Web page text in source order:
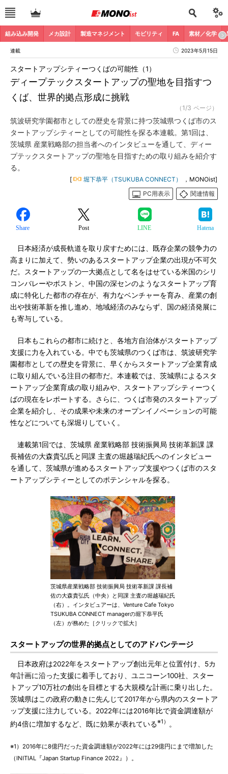
組み込み開発 メカ設計 製造マネジメント モビリティ FA 素材／化学
連載 2023年5月15日
ディープテックスタートアップの聖地を目指すつ
くば、世界的拠点形成に挑戦
スタートアップシティーつくばの可能性（1）
（1/3 ページ）
筑波研究学園都市としての歴史を背景に持つ茨城県つくば市のス
タートアップシティーとしての可能性を探る本連載。第1回は、
茨城県 産業戦略部の担当者へのインタビューを通して、ディー
プテックスタートアップの聖地を目指すための取り組みを紹介す
る。
[ 堀下恭平（TSUKUBA CONNECT）
，MONOist]
PC用表示
関連情報
Share Post LINE Hatena
日本経済が成長軌道を取り戻すためには、既存企業の競争力の
高まりに加えて、勢いのあるスタートアップ企業の出現が不可欠
だ。スタートアップの一大拠点として名をはせている米国のシリ
コンバレーやボストン、中国の深センのようなスタートアップ育
成に特化した都市の存在が、有力なベンチャーを育み、産業の創
出や技術革新を推し進め、地域経済のみならず、国の経済発展に
も寄与している。
日本もこれらの都市に続けと、各地方自治体がスタートアップ
支援に力を入れている。中でも茨城県のつくば市は、筑波研究学
園都市としての歴史を背景に、早くからスタートアップ企業育成
に取り組んでいる注目の都市だ。本連載では、茨城県によるスタ
ートアップ企業育成の取り組みや、スタートアップシティーつく
ばの現在をレポートする。さらに、つくば市発のスタートアップ
企業を紹介し、その成果や未来のオープンイノベーションの可能
性などについても深堀りしていく。
連載第1回では、茨城県 産業戦略部 技術振興局 技術革新課 課
長補佐の大森貴弘氏と同課 主査の堀越瑞紀氏へのインタビュー
を通して、茨城県が進めるスタートアップ支援やつくば市のスタ
ートアップシティーとしてのポテンシャルを探る。
茨城県産業戦略部 技術振興局 技術革新課 課長補
佐の大森貴弘氏（中央）と同課 主査の堀越瑞紀氏
（右）。インタビュアーは、Venture Cafe Tokyo
TSUKUBA CONNECT managerの堀下恭平氏
（左）が務めた［クリックで拡大］
スタートアップの世界的拠点としてのアドバンテージ
日本政府は2022年をスタートアップ創出元年と位置付け、5カ
年計画に沿った支援に着手しており、ユニコーン100社、スター
トアップ10万社の創出を目標とする大規模な計画に乗り出した。
茨城県はこの政府の動きに先んじて2017年から県内のスタートア
ップ支援に注力している。2022年には2016年比で資金調達額が
約4倍に増加するなど、既に効果が表れている※1） 。
※1）2016年に8億円だった資金調達額が2022年には29億円にまで増加した
（INITIAL『Japan Startup Finance 2022』）。